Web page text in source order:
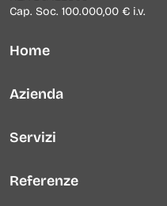
Cap. Soc. 100.000,00 € i.v.
Home
Azienda
Servizi
Referenze
Reperibilità 24/7
Dealer Marelli Motori e